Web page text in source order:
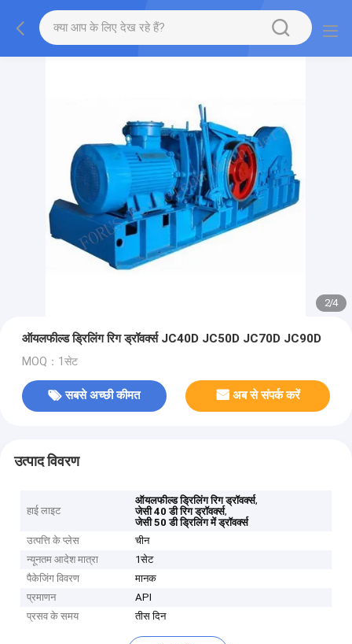
2/4
ऑयलफील्ड ड्रिलिंग रिग ड्रॉवर्क्स JC40D JC50D JC70D JC90D
MOQ：1सेट
सबसे अच्छी कीमत अब से संपर्क करें
उत्पाद विवरण
हाई लाइट
ऑयलफील्ड ड्रिलिंग रिग ड्रॉवर्क्स,
जेसी 40 डी रिग ड्रॉवर्क्स,
जेसी 50 डी ड्रिलिंग में ड्रॉवर्क्स
उत्पत्ति के प्लेस
चीन
न्यूनतम आदेश मात्रा
1सेट
पैकेजिंग विवरण
मानक
प्रमाणन
API
प्रसव के समय
तीस दिन